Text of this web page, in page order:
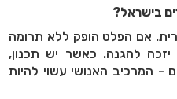
בישראל?
אם הפלט הופק ללא תרומה
להגנה. כאשר יש תכנון,
- המרכיב האנושי עשוי להיות